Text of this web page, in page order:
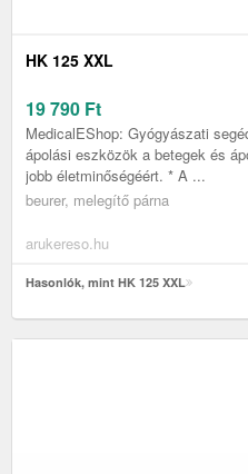
HK 125 XXL
19 790 Ft
MedicalEShop: Gyógyászati
ápolási eszközök a betegek és
jobb életminőségéért. * A ...
beurer, melegítő párna
arukereso.hu
Hasonlók, mint HK 125 XXL